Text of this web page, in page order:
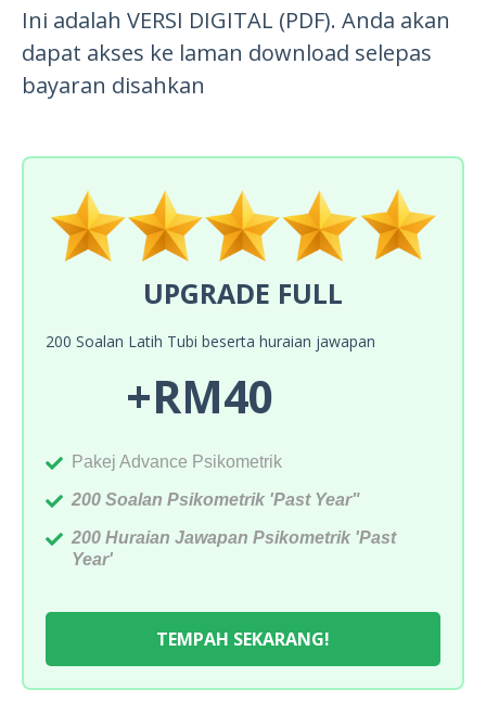
Ini adalah VERSI DIGITAL (PDF). Anda akan
dapat akses ke laman download selepas
bayaran disahkan
UPGRADE FULL
200 Soalan Latih Tubi beserta huraian jawapan
+RM40
Pakej Advance Psikometrik
200 Soalan Psikometrik 'Past Year"
200 Huraian Jawapan Psikometrik 'Past
Year'
TEMPAH SEKARANG!